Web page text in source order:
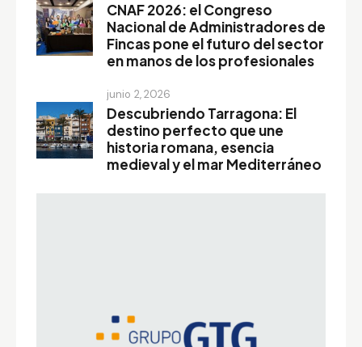
CNAF 2026: el Congreso
Nacional de Administradores de
Fincas pone el futuro del sector
en manos de los profesionales
junio 2, 2026
Descubriendo Tarragona: El
destino perfecto que une
historia romana, esencia
medieval y el mar Mediterráneo